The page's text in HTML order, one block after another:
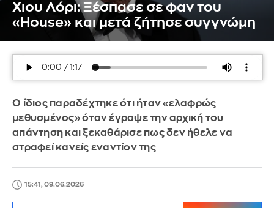
Χιου Λόρι: Ξέσπασε σε φαν του
«House» και μετά ζήτησε συγγνώμη
Ο ίδιος παραδέχτηκε ότι ήταν «ελαφρώς
μεθυσμένος» όταν έγραψε την αρχική του
απάντηση και ξεκαθάρισε πως δεν ήθελε να
στραφεί κανείς εναντίον της
15:41, 09.06.2026